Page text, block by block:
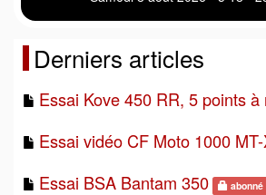
Derniers articles
Essai Kove 450 RR, 5 points à
Essai vidéo CF Moto 1000
Essai BSA Bantam 350
abonné